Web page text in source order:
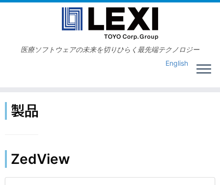
コ
医療ソフトウェアの未来を切りひらく最先端テクノロジー
製品
ZedView